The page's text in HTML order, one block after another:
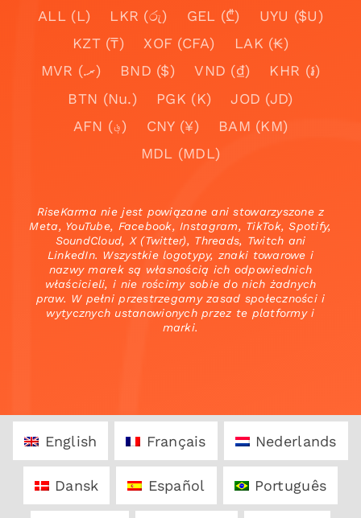
ALL (L)
LKR (රු) GEL (₾)
UYU ($U)
KZT (₸)
XOF (CFA)
LAK (₭)
MVR (.ރ)
BND ($) VND (₫)
KHR (៛)
BTN (Nu.)
PGK (K)
JOD (JD)
AFN (؋)
CNY (¥)
BAM (KM)
MDL (MDL)
RiseKarma nie jest powiązane ani stowarzyszone z
Meta, YouTube, Facebook, Instagram, TikTok, Spotify,
SoundCloud, X (Twitter), Threads, Twitch ani
LinkedIn. Wszystkie logotypy, znaki towarowe i
nazwy marek są własnością ich odpowiednich
właścicieli, i nie rościmy sobie do nich żadnych
praw. W pełni przestrzegamy zasad społeczności i
wytycznych ustanowionych przez te platformy i
marki.
English Français Nederlands
Dansk Español Português